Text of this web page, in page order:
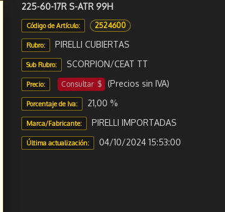
225-60-17R S-ATR 99H
Código de Artículo: 2524600
Rubro: PIRELLI CUBIERTAS
Sub Rubro: SCORPION/CEAT TT
Precio: Consultar $ (Precios sin IVA)
Porcentaje de Iva: 21,00 %
Marca/Fabricante: PIRELLI IMPORTADAS
Última actualización: 04/10/2024 15:53:00